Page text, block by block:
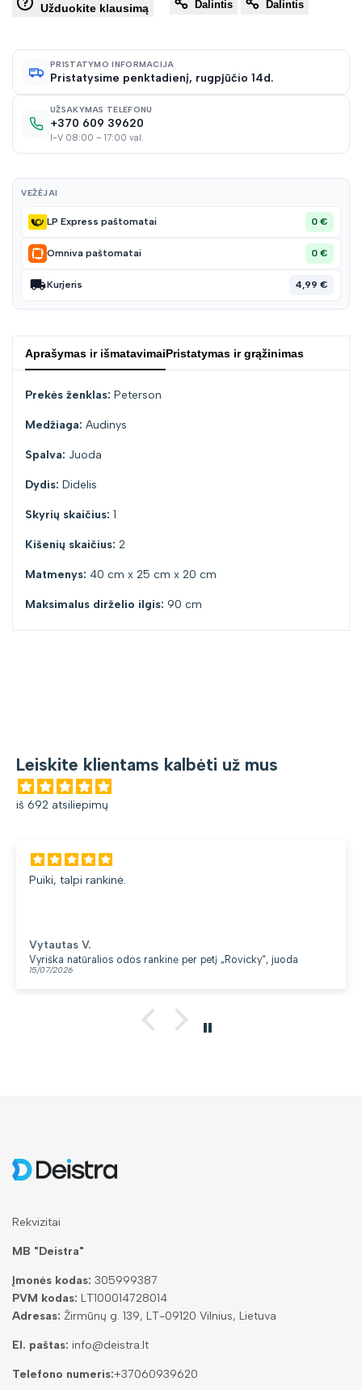
Užduokite klausimą Dalintis Dalintis
PRISTATYMO INFORMACIJA
Pristatysime penktadienį, rugpjūčio 14d.
UŽSAKYMAS TELEFONU
+370 609 39620
I-V 08:00 – 17:00 val.
VEŽĖJAI
LP Express paštomatai 0 €
Omniva paštomatai 0 €
Kurjeris 4,99 €
Aprašymas ir išmatavimaiPristatymas ir grąžinimas
Prekės ženklas: Peterson
Medžiaga: Audinys
Spalva: Juoda
Dydis: Didelis
Skyrių skaičius: 1
Kišenių skaičius: 2
Matmenys: 40 cm x 25 cm x 20 cm
Maksimalus dirželio ilgis: 90 cm
Leiskite klientams kalbėti už mus
iš 692 atsiliepimų
odos rankinė per petį „Rovicky“, juoda Kuprinė
Rekvizitai
MB "Deistra"
Įmonės kodas: 305999387
PVM kodas: LT100014728014
Adresas: Žirmūnų g. 139, LT-09120 Vilnius, Lietuva
El. paštas: info@deistra.lt
Telefono numeris:+37060939620